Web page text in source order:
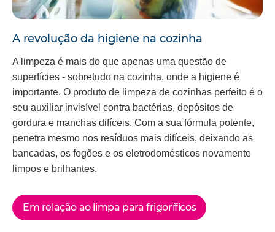
A revolução da higiene na cozinha
A limpeza é mais do que apenas uma questão de
superfícies - sobretudo na cozinha, onde a higiene é
importante. O produto de limpeza de cozinhas perfeito é o
seu auxiliar invisível contra bactérias, depósitos de
gordura e manchas difíceis. Com a sua fórmula potente,
penetra mesmo nos resíduos mais difíceis, deixando as
bancadas, os fogões e os eletrodomésticos novamente
limpos e brilhantes.
Em relação ao limpa para frigoríficos